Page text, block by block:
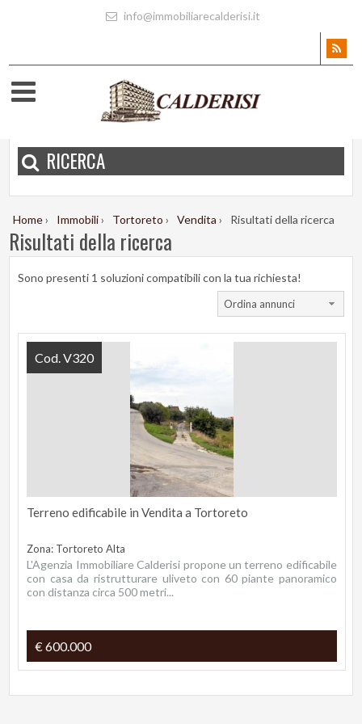
info@immobiliarecalderisi.it
RICERCA
Home› Immobili› Tortoreto › Vendita › Risultati della ricerca
Risultati della ricerca
Sono presenti 1 soluzioni compatibili con la tua richiesta!
Ordina annunci
Terreno edificabile in Vendita a Tortoreto
Zona: Tortoreto Alta
L'Agenzia Immobiliare Calderisi propone un terreno edificabile
con casa da ristrutturare uliveto con 60 piante panoramico
con distanza circa 500 metri...
€ 600.000
Cod. V320